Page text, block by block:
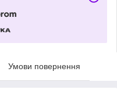
Умови повернення